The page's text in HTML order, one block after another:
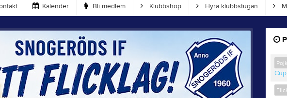
Kalender Bli medlem Klubbshop Hyra klubbstugan